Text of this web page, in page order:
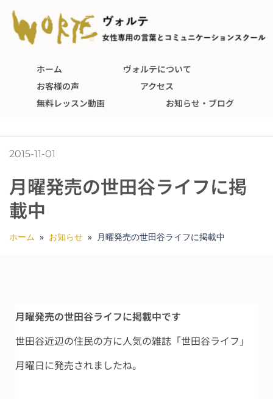
ホーム
ヴォルテについて
お客様の声
アクセス
無料レッスン動画
お知らせ・ブログ
2015-11-01
月曜発売の世田谷ライフに掲
載中
ホーム » お知らせ » 月曜発売の世田谷ライフに掲載中
月曜発売の世田谷ライフに掲載中です
世田谷近辺の住民の方に人気の雑誌「世田谷ライフ」
月曜日に発売されましたね。